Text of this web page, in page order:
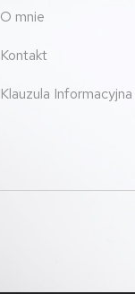
O mnie
Kontakt
Klauzula Informacyjna